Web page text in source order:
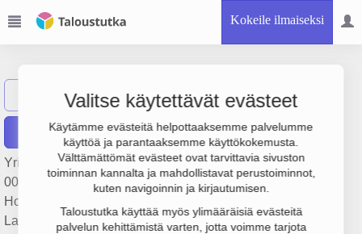
Kokeile ilmaiseksi
Valitse käytettävät evästeet
Käytämme evästeitä helpottaaksemme palvelumme
käyttöä ja parantaaksemme käyttökokemusta.
Välttämättömät evästeet ovat tarvittavia sivuston
toiminnan kannalta ja mahdollistavat perustoiminnot,
kuten navigoinnin ja kirjautumisen.
Taloustutka käyttää myös ylimääräisiä evästeitä
palvelun kehittämistä varten, jotta voimme tarjota
Näytä haku Isku-Yhtymä Oy
Raportit
Yrityksen Isku-Yhtymä Oy liikevaihto on 4.4 milj. €, tulos -9
000 € ja henkilöstömäärä 33. Sen päätoimiala on
Holdingyhtiöiden toiminta, perustamisvuosi 1978 ja sijainti
Lahti. Yrityksen yhtiömuoto Osakeyhtiö (OY).